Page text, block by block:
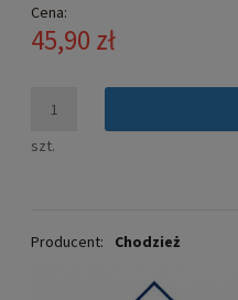
Cena:
45,90 zł
szt.
Producent: Chodzież